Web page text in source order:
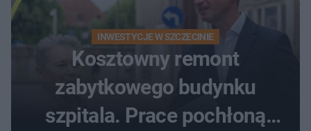
INWESTYCJE W SZCZECINIE
Kosztowny remont
zabytkowego budynku
szpitala. Prace pochłoną